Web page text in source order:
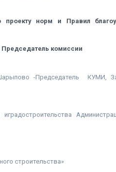
норм и Правил
комиссии
-Председатель КУМИ,
строительства»